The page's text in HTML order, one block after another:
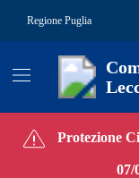
Regione Puglia
Contenuti
Protezione
07/